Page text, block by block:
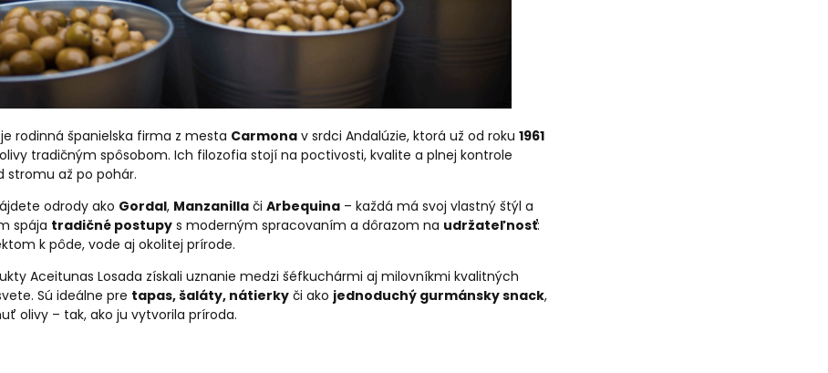
je rodinná španielska firma z mesta Carmona v srdci Andalúzie, ktorá už od roku 1961
tradičným spôsobom. Ich filozofia stojí na poctivosti, kvalite a plnej kontrole
stromu až po pohár.
odrody ako Gordal, Manzanilla či Arbequina – každá má svoj vlastný štýl a
spája tradičné postupy s moderným spracovaním a dôrazom na udržateľnosť:
k pôde, vode aj okolitej prírode.
Aceitunas Losada získali uznanie medzi šéfkuchármi aj milovníkmi kvalitných
Sú ideálne pre tapas, šaláty, nátierky či ako jednoduchý gurmánsky snack,
olivy – tak, ako ju vytvorila príroda.